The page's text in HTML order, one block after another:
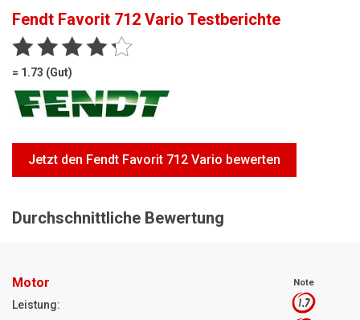
Teleskoplader
Rasentraktoren
Hoflader
Jetzt Bewerten
Fendt Favorit 712 Vario Testberichte
= 1.73 (Gut)
Jetzt den Fendt Favorit 712 Vario bewerten
Durchschnittliche Bewertung
Motor Note
Leistung: 1.7